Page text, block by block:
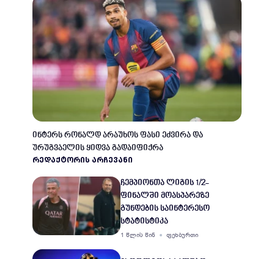
ინტერს რონალდ არაუხოს ფასი ეძვირა და
ურუგვაელის ყიდვა გადაიფიქრა
ᲠᲔᲓᲐᲥᲢᲝᲠᲘᲡ ᲐᲠᲩᲔᲕᲐᲜᲘ
ჩემპიონთა ლიგის 1/2-
ფინალში მოასპარეზე
გუნდების საინტერესო
სტატისტიკა
1 წლის წინ ფეხბურთი